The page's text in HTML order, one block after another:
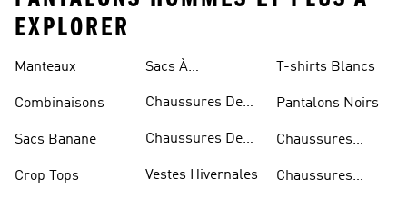
EXPLORER
Manteaux
Combinaisons
Sacs Banane
Crop Tops
Sacs À
Chaussures De
Chaussures De
Vestes Hivernales
T-shirts Blancs
Pantalons Noirs
Chaussures
Chaussures